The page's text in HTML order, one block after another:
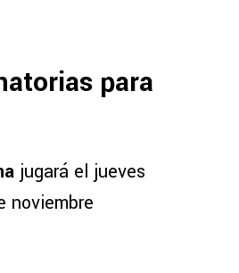
para
jugará el jueves
noviembre